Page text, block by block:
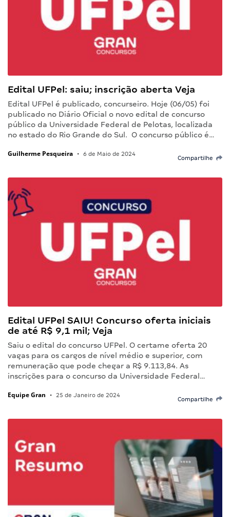
Edital UFPel: saiu; inscrição aberta Veja
Edital UFPel é publicado, concurseiro. Hoje (06/05) foi
publicado no Diário Oficial o novo edital de concurso
público da Universidade Federal de Pelotas, localizada
no estado do Rio Grande do Sul. O concurso público é…
Guilherme Pesqueira • 6 de Maio de 2024
Compartilhe
Edital UFPel SAIU! Concurso oferta iniciais
de até R$ 9,1 mil; Veja
Saiu o edital do concurso UFPel. O certame oferta 20
vagas para os cargos de nível médio e superior, com
remuneração que pode chegar a R$ 9.113,84. As
inscrições para o concurso da Universidade Federal…
Equipe Gran • 25 de Janeiro de 2024
Compartilhe